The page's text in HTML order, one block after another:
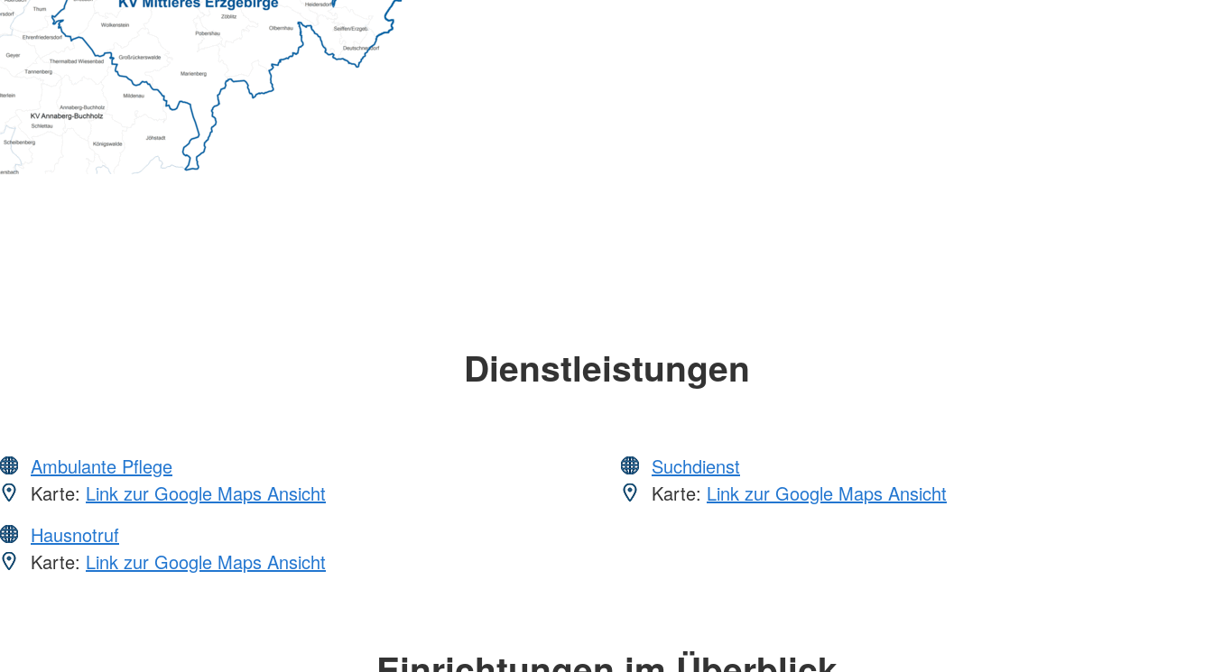
Dienstleistungen
Ambulante Pflege
Karte: Link zur Google Maps Ansicht
Hausnotruf
Karte: Link zur Google Maps Ansicht
Suchdienst
Karte: Link zur Google Maps Ansicht